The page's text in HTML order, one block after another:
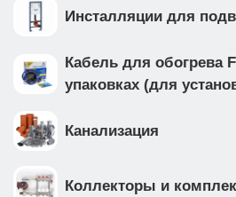
Инсталляции для
Кабель для обогрева
упаковках (для
Канализация
Коллекторы и